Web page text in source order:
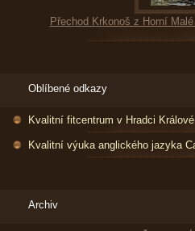
Přechod Krkonoš z Horní
Oblíbené odkazy
Kvalitní fitcentrum v Hradci Králové
Kvalitní výuka anglického jazyka
Archiv